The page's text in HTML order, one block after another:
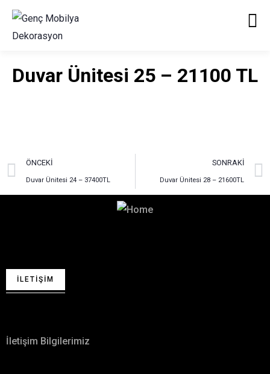
Duvar Ünitesi 25 – 21100 TL
ÖNCEKI
Duvar Ünitesi 24 – 37400TL
SONRAKI
Duvar Ünitesi 28 – 21600TL
İLETIŞIM
İletişim Bilgilerimiz